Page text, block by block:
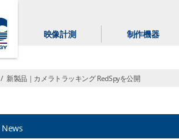
映像計測 制作機器
/ 新製品｜カメラトラッキング RedSpyを公開
News